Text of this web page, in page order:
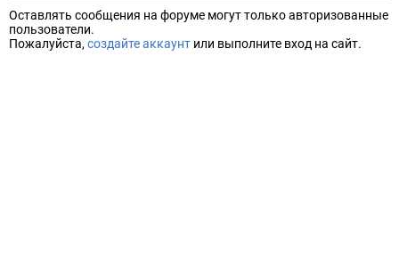
Оставлять сообщения на форуме могут только авторизованные
пользователи.
Пожалуйста, создайте аккаунт или выполните вход на сайт.